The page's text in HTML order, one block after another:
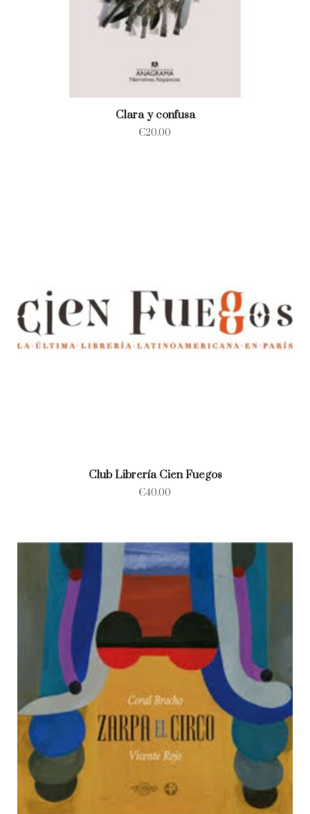
Clara y confusa
€20.00
Club Librería Cien Fuegos
€40.00